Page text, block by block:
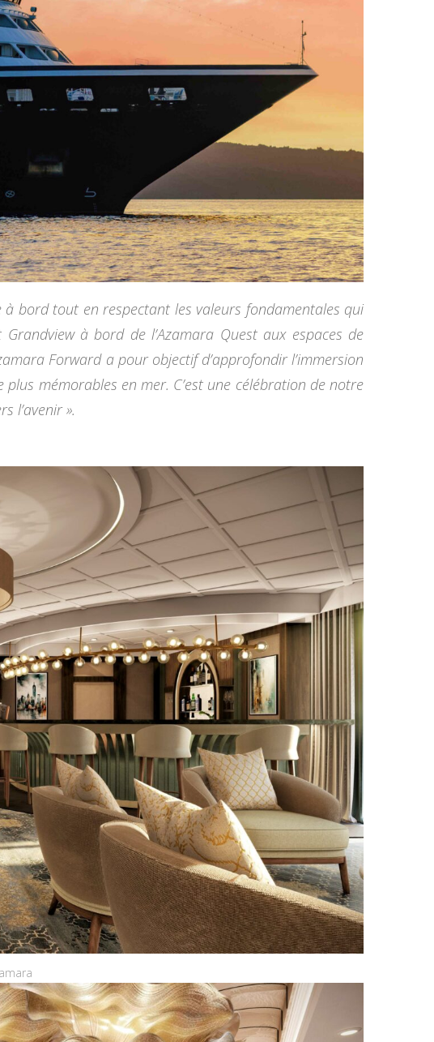
à bord tout en respectant les valeurs fondamentales qui
à bord de l’Azamara Quest aux espaces de
Forward a pour objectif d’approfondir l’immersion
mémorables en mer. C’est une célébration de notre
l’avenir ».